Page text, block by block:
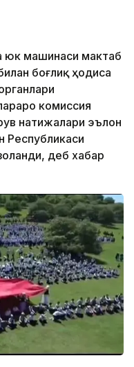
юк машинаси мактаб
боғлиқ ҳодиса
комиссия
натижалари эълон
Республикаси
деб хабар